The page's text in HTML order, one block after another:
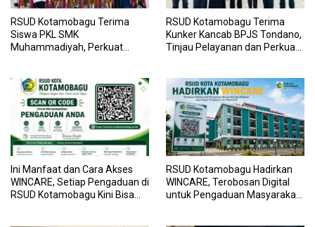
RSUD Kotamobagu Terima
Siswa PKL SMK
Muhammadiyah, Perkuat
RSUD Kotamobagu Terima
Kunker Kancab BPJS Tondano,
Tinjau Pelayanan dan Perkuat
Ini Manfaat dan Cara Akses
WINCARE, Setiap Pengaduan di
RSUD Kotamobagu Kini Bisa
RSUD Kotamobagu Hadirkan
WINCARE, Terobosan Digital
untuk Pengaduan Masyarakat